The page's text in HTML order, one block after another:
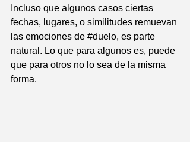
Incluso que algunos casos ciertas
fechas, lugares, o similitudes remuevan
las emociones de #duelo, es parte
natural. Lo que para algunos es, puede
que para otros no lo sea de la misma
forma.